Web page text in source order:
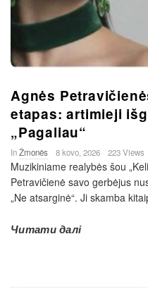
Agnės
etapas: artimieji
„Pagaliau“
InŽmonės 8 kovo, 2026 223 Views
Muzikiniame realybės šou
Petravičienė savo gerbėjus
„Ne atsarginė“. Ji skamba
Читати далі